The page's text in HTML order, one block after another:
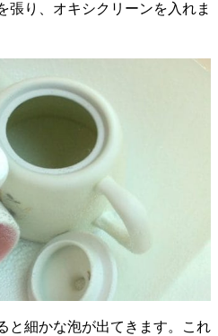
張り、オキシクリーンを入れま
と細かな泡が出てきます。これ